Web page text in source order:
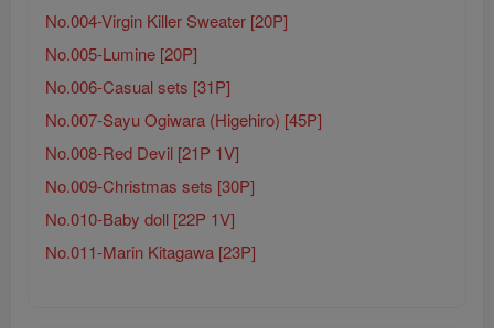
No.004-Virgin Killer Sweater [20P]
No.005-Lumine [20P]
No.006-Casual sets [31P]
No.007-Sayu Ogiwara (Higehiro) [45P]
No.008-Red Devil [21P 1V]
No.009-Christmas sets [30P]
No.010-Baby doll [22P 1V]
No.011-Marin Kitagawa [23P]